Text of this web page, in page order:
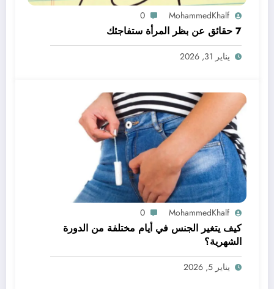
MohammedKhalf
0
7 حقائق عن بظر المرأة ستفاجئك
يناير 31, 2026
MohammedKhalf
0
كيف يتغير الجنس في أيام مختلفة من الدورة
الشهرية؟
يناير 5, 2026